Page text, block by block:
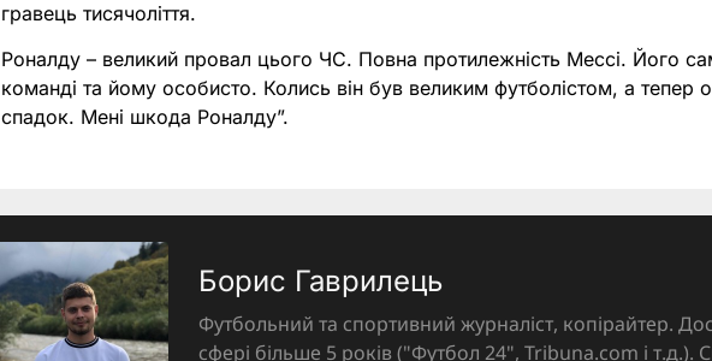
гравець тисячоліття.
Роналду – великий провал цього ЧС. Повна протилежність Мессі. Його
команді та йому особисто. Колись він був великим футболістом, а тепер
спадок. Мені шкода Роналду”.
Борис Гаврилець
Футбольний та спортивний журналіст, копірайтер.
сфері більше 5 років ("Футбол 24", Tribuna.com і т.д.).